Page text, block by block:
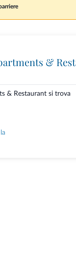
&
& Restaurant si trova